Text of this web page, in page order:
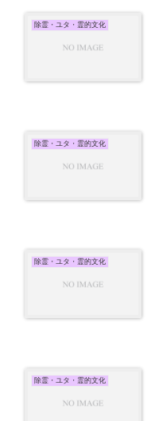
除霊・ユタ・霊的文化
除霊・ユタ・霊的文化
除霊・ユタ・霊的文化
除霊・ユタ・霊的文化